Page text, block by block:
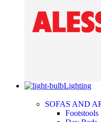
Lighting
SOFAS AND
Footstools